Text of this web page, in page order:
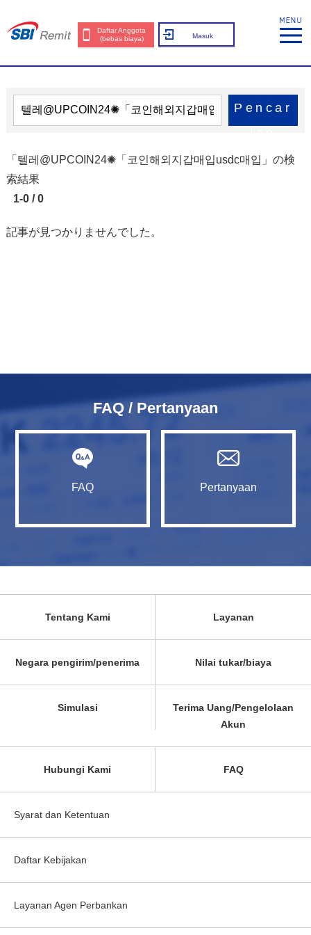
Daftar Anggota
(bebas biaya)
Masuk
Pencar
「텔레@UPCOIN24✺「코인해외지갑매입usdc매입」の検
索結果
1-0 / 0
記事が見つかりませんでした。
FAQ / Pertanyaan
FAQ Pertanyaan
Tentang Kami Layanan
Negara pengirim/penerima Nilai tukar/biaya
Simulasi
Terima Uang/Pengelolaan
Akun
Hubungi Kami FAQ
Syarat dan Ketentuan
Daftar Kebijakan
Layanan Agen Perbankan